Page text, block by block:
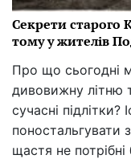
Секрети старого
тому у жителів
Про що сьогодні
дивовижну літню
сучасні підлітки?
поностальгувати
щастя не